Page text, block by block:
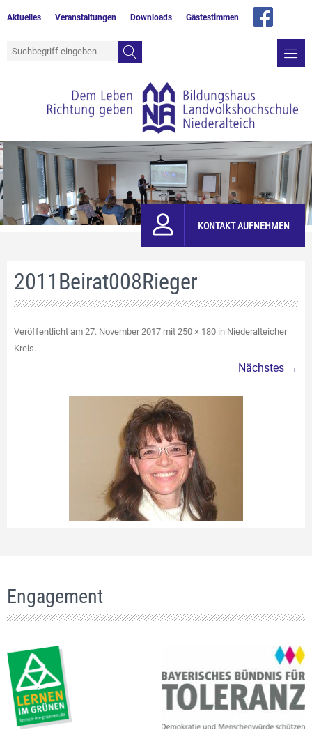
Aktuelles Veranstaltungen Downloads Gästestimmen
KONTAKT AUFNEHMEN
2011Beirat008Rieger
Veröffentlicht am 27. November 2017 mit 250 × 180 in Niederalteicher
Kreis.
Nächstes →
Engagement